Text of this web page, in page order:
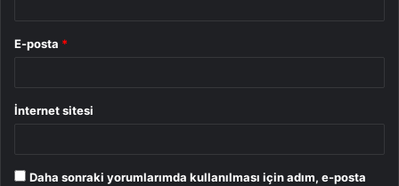
E-posta *
İnternet sitesi
Daha sonraki yorumlarımda kullanılması için adım, e-posta